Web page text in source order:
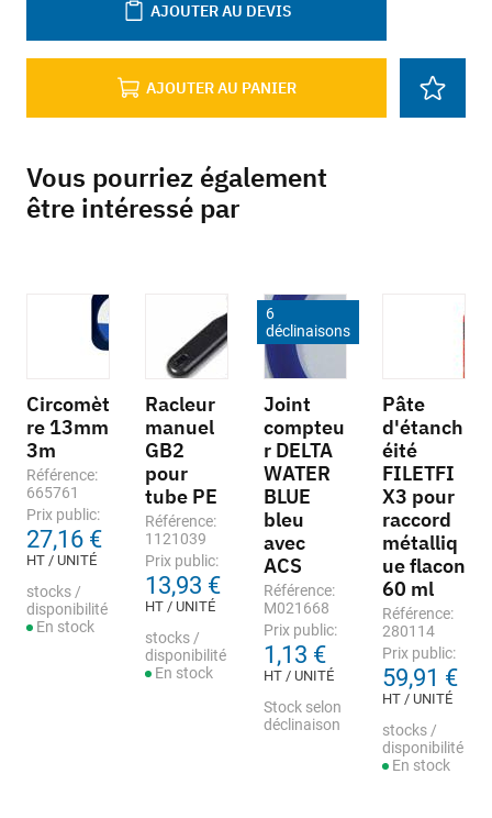
AJOUTER AU PANIER
AJOUTER AU DEVIS
Vous pourriez également
être intéressé par
Circomèt
re 13mm
3m
Référence:
665761
Prix public:
27,16 €
HT / UNITÉ
stocks /
disponibilité
En stock
Racleur
manuel
GB2
pour
tube PE
Référence:
1121039
Prix public:
13,93 €
HT / UNITÉ
stocks /
disponibilité
En stock
6
déclinaisons
Joint
compteu
r DELTA
WATER
BLUE
bleu
avec
ACS
Référence:
M021668
Prix public:
1,13 €
HT / UNITÉ
Stock selon
déclinaison
Pâte
d'étanch
éité
FILETFI
X3 pour
raccord
métalliq
ue flacon
60 ml
Référence:
280114
Prix public:
59,91 €
HT / UNITÉ
stocks /
disponibilité
En stock